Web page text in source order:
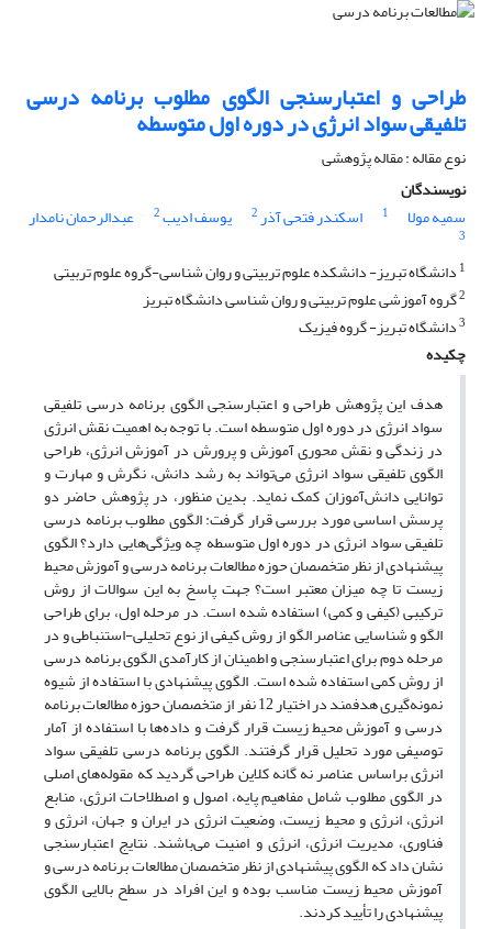
طراحی و اعتبارسنجی الگوی مطلوب برنامه درسی
تلفیقی سواد انرژی در دوره اول متوسطه
نوع مقاله : مقاله پژوهشی
نویسندگان
سمیه مولا
1 اسکندر فتحی آذر2 یوسف ادیب2 عبدالرحمان نامدار
3
1 دانشگاه تبریز- دانشکده علوم تربیتی و روان شناسی-گروه علوم تربیتی
2گروه آموزشی علوم تربیتی و روان شناسی دانشگاه تبریز
3دانشگاه تبریز- گروه فیزیک
چکیده
هدف این پژوهش طراحی و اعتبارسنجی الگوی برنامه درسی تلفیقی
سواد انرژی در دوره اول متوسطه است. با توجه به اهمیت نقش انرژی
در زندگی و نقش محوری آموزش و پرورش در آموزش انرژی، طراحی
الگوی تلفیقی سواد انرژی می‌تواند به رشد دانش، نگرش و مهارت و
توانایی دانش‌آموزان کمک نماید. بدین منظور، در پژوهش حاضر دو
پرسش اساسی مورد بررسی قرار گرفت: الگوی مطلوب برنامه درسی
تلفیقی سواد انرژی در دوره اول متوسطه چه ویژگی‌هایی دارد؟ الگوی
پیشنهادی از نظر متخصصان حوزه مطالعات برنامه درسی و آموزش محیط
زیست تا چه میزان معتبر است؟ جهت پاسخ به این سوالات از روش
ترکیبی (کیفی و کمی) استفاده شده است. در مرحله اول، برای طراحی
الگو و شناسایی عناصر الگو از روش کیفی از نوع تحلیلی-استنباطی و در
مرحله دوم برای اعتبارسنجی و اطمینان از کارآمدی الگوی برنامه درسی
از روش کمی استفاده شده است. الگوی پیشنهادی با استفاده از شیوه
نمونه‌گیری هدفمند در اختیار 12 نفر از متخصصان حوزه مطالعات برنامه
درسی و آموزش محیط زیست قرار گرفت و داده‌ها با استفاده از آمار
توصیفی مورد تحلیل قرار گرفتند. الگوی برنامه درسی تلفیقی سواد
انرژی براساس عناصر نه گانه کلاین طراحی گردید که مقوله‌های اصلی
در الگوی مطلوب شامل مفاهیم پایه، اصول و اصطلاحات انرژی، منابع
انرژی، انرژی و محیط زیست، وضعیت انرژی در ایران و جهان، انرژی و
فناوری، مدیریت انرژی، انرژی و امنیت می‌باشند. نتایج اعتبارسنجی
نشان داد که الگوی پیشنهادی از نظر متخصصان مطالعات برنامه درسی و
آموزش محیط زیست مناسب بوده و این افراد در سطح بالایی الگوی
پیشنهادی را تأیید کردند.